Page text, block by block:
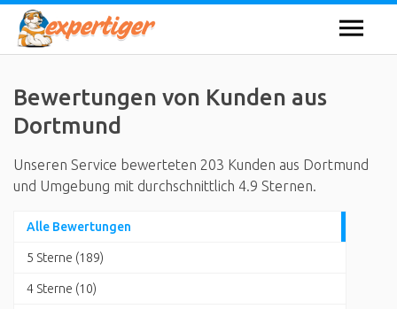
Bewertungen von Kunden aus
Dortmund
Unseren Service bewerteten 203 Kunden aus Dortmund
und Umgebung mit durchschnittlich 4.9 Sternen.
Alle Bewertungen
5 Sterne (189)
4 Sterne (10)